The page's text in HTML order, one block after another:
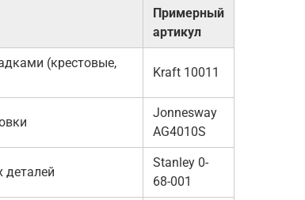
Примерный
артикул
(крестовые,
Kraft 10011
Jonnesway
AG4010S
деталей
Stanley 0-
68-001